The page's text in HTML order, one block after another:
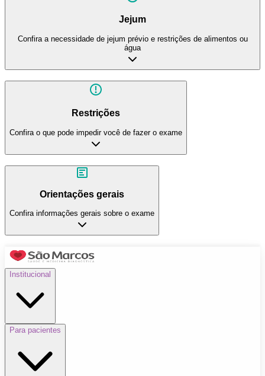
Jejum
Confira a necessidade de jejum prévio e restrições de alimentos ou
água
Restrições
Confira o que pode impedir você de fazer o exame
Orientações gerais
Confira informações gerais sobre o exame
Institucional
Para pacientes